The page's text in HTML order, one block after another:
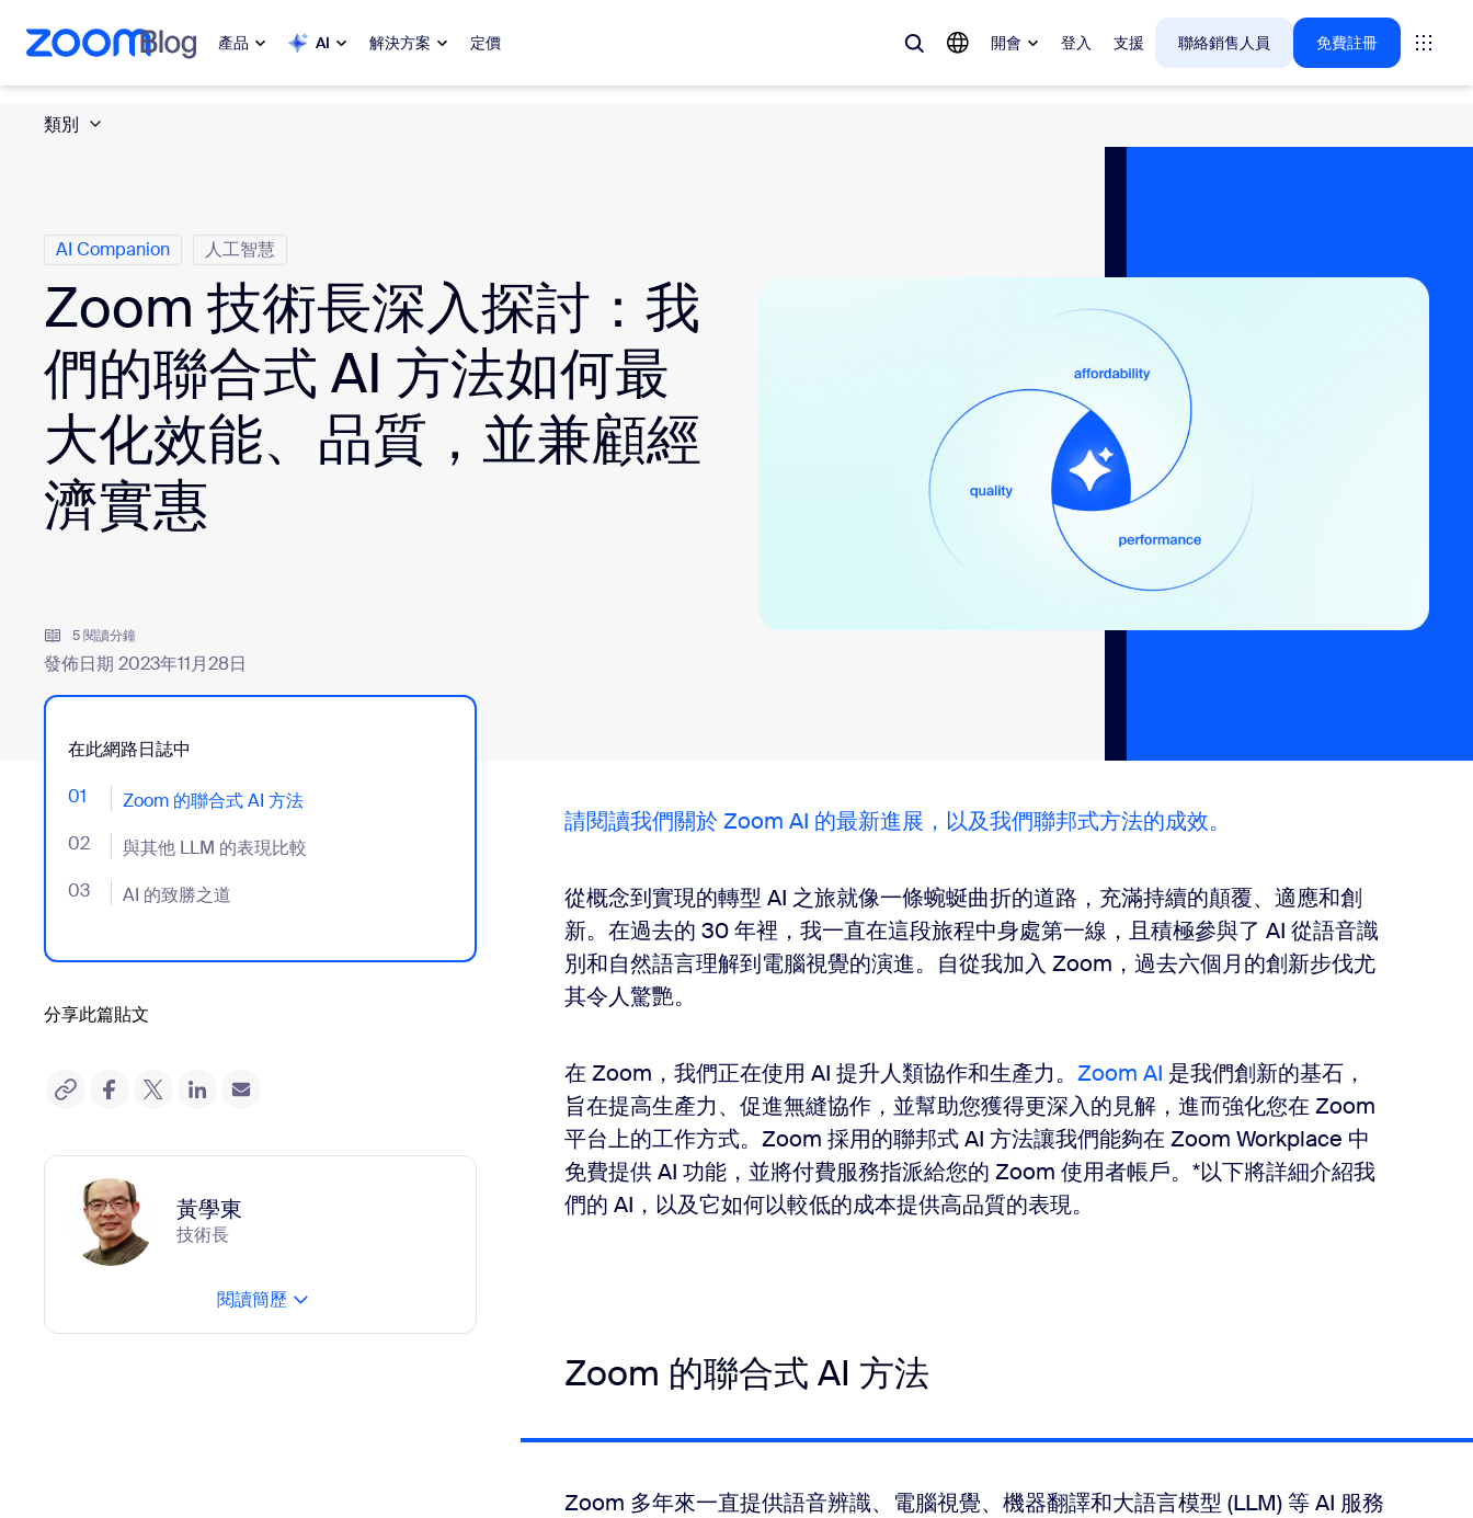
至主要內容
至協助聊天 產品 AI 解決方案 定價 開會 登入 支援 聯絡銷售人員 免費註冊
熱門
Zoom 企業服務套組
Zoom 客戶體驗
Zoom AI
開發人員
應用程式和整合功能
ZoomMate
Phone
Contact Center 客戶體驗深入解析
Bonsai
類別
AI Companion 人工智慧
Zoom 技術長深入探討：我
們的聯合式 AI 方法如何最
大化效能、品質，並兼顧經
濟實惠
5 閱讀分鐘
發佈日期 2023年11月28日
在此網路日誌中
01 Zoom 的聯合式 AI 方法
- Jumplink to Zoom 的聯合式 AI 方法
02 與其他 LLM 的表現比較
- Jumplink to 與其他 LLM 的表現比較
03 AI 的致勝之道
- Jumplink to AI 的致勝之道
分享此篇貼文
黃學東
技術長
閱讀簡歷
請閱讀我們關於 Zoom AI 的最新進展，以及我們聯邦式方法的成效。
從概念到實現的轉型 AI 之旅就像一條蜿蜒曲折的道路，充滿持續的顛覆、適應和創
新。在過去的 30 年裡，我一直在這段旅程中身處第一線，且積極參與了 AI 從語音識
別和自然語言理解到電腦視覺的演進。自從我加入 Zoom，過去六個月的創新步伐尤
其令人驚艷。
在 Zoom，我們正在使用 AI 提升人類協作和生產力。 Zoom AI 是我們創新的基石，
旨在提高生產力、促進無縫協作，並幫助您獲得更深入的見解，進而強化您在 Zoom
平台上的工作方式。Zoom 採用的聯邦式 AI 方法讓我們能夠在 Zoom Workplace 中
免費提供 AI 功能，並將付費服務指派給您的 Zoom 使用者帳戶。*以下將詳細介紹我
們的 AI，以及它如何以較低的成本提供高品質的表現。
Zoom 的聯合式 AI 方法
Zoom 多年來一直提供語音辨識、電腦視覺、機器翻譯和大語言模型 (LLM) 等 AI 服務